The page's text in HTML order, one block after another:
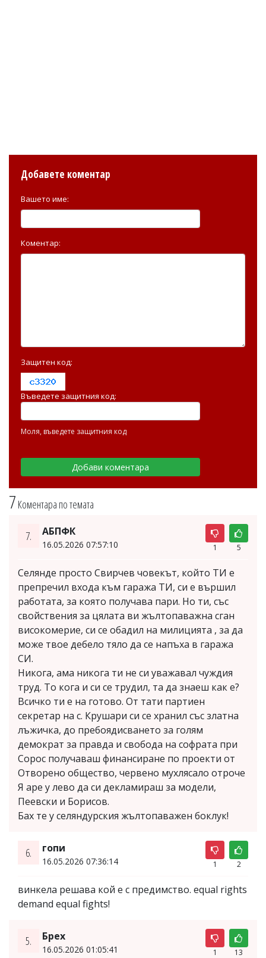
7 Коментара по темата
7. АБПФК
16.05.2026 07:57:10 1 5
Селянде просто Свирчев човекът, който ТИ е
препречил входа към гаража ТИ, си е вършил
работата, за която получава пари. Но ти, със
свойствения за цялата ви жълтопаважна сган
високомерие, си се обадил на милицията , за да
може твое дебело тяло да се напъха в гаража
СИ.
Никога, ама никога ти не си уважавал чуждия
труд. То кога и си се трудил, та да знаеш как е?
Всичко ти е на готово. От тати партиен
секретар на с. Крушари си се хранил със златна
лъжичка, до пребоядисването за голям
демократ за правда и свобода на софрата при
Сорос получаваш финансиране по проекти от
Отворено общество, червено мухлясало отроче
Я аре у лево да си декламираш за модели,
Пеевски и Борисов.
Бах те у селяндурския жълтопаважен боклук!
6. гопи
16.05.2026 07:36:14 1 2
винкела решава кой е с предимство. equal rights
demand equal fights!
5. Брех
16.05.2026 01:05:41 1 13
Добавете коментар
Вашето име:
Коментар:
Защитен код:
Въведете защитния код:
Моля, въведете защитния код